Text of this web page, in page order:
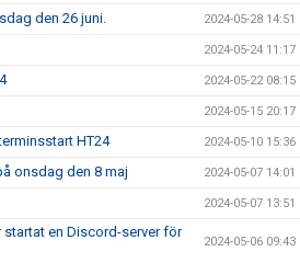
den 26 juni. 2024-05-28 14:51
2024-05-24 11:17
2024-05-22 08:15
2024-05-15 20:17
HT24 2024-05-10 15:36
onsdag den 8 maj 2024-05-07 14:01
2024-05-07 13:51
en Discord-server för
2024-05-06 09:43